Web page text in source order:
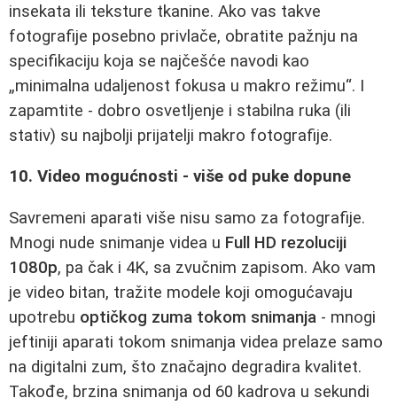
insekata ili teksture tkanine. Ako vas takve
fotografije posebno privlače, obratite pažnju na
specifikaciju koja se najčešće navodi kao
„minimalna udaljenost fokusa u makro režimu“. I
zapamtite - dobro osvetljenje i stabilna ruka (ili
stativ) su najbolji prijatelji makro fotografije.
10. Video mogućnosti - više od puke dopune
Savremeni aparati više nisu samo za fotografije.
Mnogi nude snimanje videa u Full HD rezoluciji
1080p, pa čak i 4K, sa zvučnim zapisom. Ako vam
je video bitan, tražite modele koji omogućavaju
upotrebu optičkog zuma tokom snimanja - mnogi
jeftiniji aparati tokom snimanja videa prelaze samo
na digitalni zum, što značajno degradira kvalitet.
Takođe, brzina snimanja od 60 kadrova u sekundi